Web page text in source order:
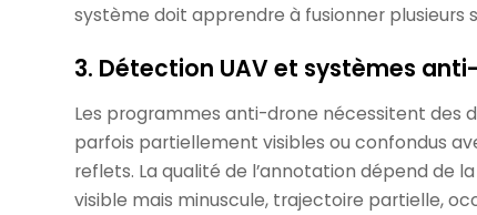
système doit apprendre à fusionner plusieurs
3. Détection UAV et systèmes
Les programmes anti-drone nécessitent des
parfois partiellement visibles ou confondus
reflets. La qualité de l’annotation dépend de
visible mais minuscule, trajectoire partielle,